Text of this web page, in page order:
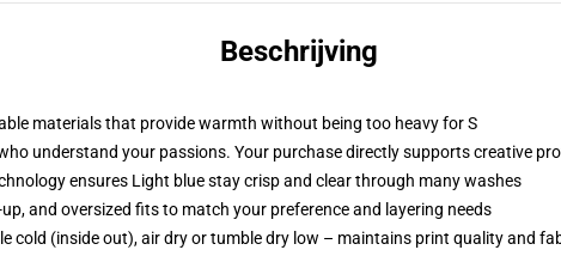
Beschrijving
materials that provide warmth without being too heavy for S
understand your passions. Your purchase directly supports creative
ensures Light blue stay crisp and clear through many washes
up, and oversized fits to match your preference and layering needs
cold (inside out), air dry or tumble dry low – maintains print quality and